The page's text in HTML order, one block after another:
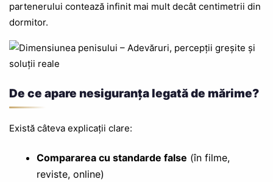
partenerului contează infinit mai mult decât centimetrii din
dormitor.
De ce apare nesiguranța legată de mărime?
Există câteva explicații clare:
Compararea cu standarde false (în filme,
reviste, online)